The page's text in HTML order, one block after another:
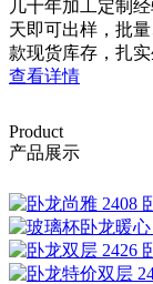
几十年加工定制
天即可出样，批
款现货库存，扎
查看详情
Product
产品展示